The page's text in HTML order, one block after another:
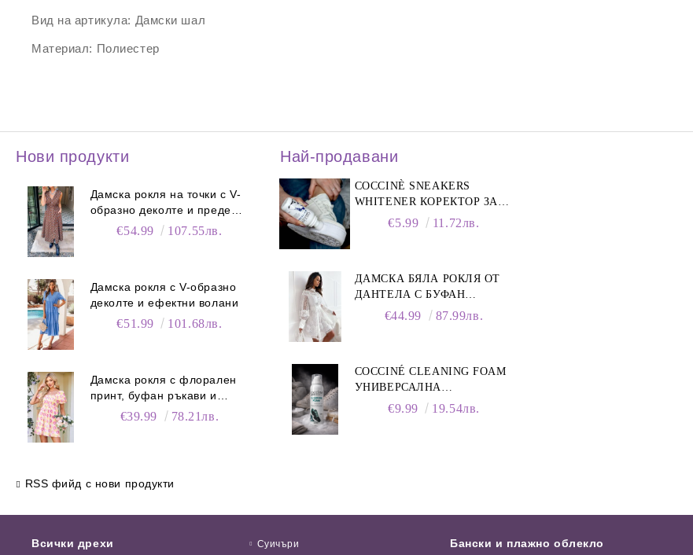
Вид на артикула: Дамски шал
Материал: Полиестер
Нови продукти
Дамска рокля на точки с V-
образно деколте и преден
€54.99 107.55лв.
Дамска рокля с V-образно
деколте и ефектни волани
€51.99 101.68лв.
Дамска рокля с флорален
принт, буфан ръкави и
джобове€39.99 78.21лв.
RSS фийд с нови продукти
Най-продавани
COCCINÈ SNEAKERS
WHITENER КОРЕКТОР ЗА
БЕЛИ МАРАТОНКИ, 75 ML
€5.99 11.72лв.
ДАМСКА БЯЛА РОКЛЯ ОТ
ДАНТЕЛА С БУФАН
РЪКАВИ И ЯКА
€44.99 87.99лв.
COCCINÉ CLEANING FOAM
УНИВЕРСАЛНА
ПОЧИСТВАЩА ПЯНА ЗА
€9.99 19.54лв.
Всички дрехи
Суичъри
Бански и плажно облекло